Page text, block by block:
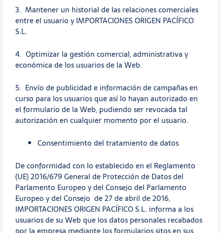
3. Mantener un historial de las relaciones comerciales
entre el usuario y IMPORTACIONES ORIGEN PACÍFICO
S.L.
4. Optimizar la gestión comercial, administrativa y
económica de los usuarios de la Web.
5. Envío de publicidad e información de campañas en
curso para los usuarios que así lo hayan autorizado en
el formulario de la Web, pudiendo ser revocada tal
autorización en cualquier momento por el usuario.
Consentimiento del tratamiento de datos
De conformidad con lo establecido en el Reglamento
(UE) 2016/679 General de Protección de Datos del
Parlamento Europeo y del Consejo del Parlamento
Europeo y del Consejo de 27 de abril de 2016,
IMPORTACIONES ORIGEN PACÍFICO S.L. informa a los
usuarios de su Web que los datos personales recabados